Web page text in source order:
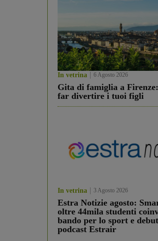
In vetrina 6 Agosto 2026
Gita di famiglia a
far divertire i tuoi figli
In vetrina 3 Agosto 2026
Estra Notizie agosto:
oltre 44mila studenti
bando per lo sport e
podcast Estrair